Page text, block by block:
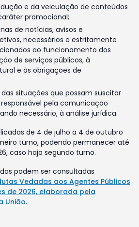
e da veiculação de conteúdos
promocional;
de notícias, avisos e
necessários e estritamente
ao funcionamento dos
de serviços públicos, à
e às obrigações de
situações que possam suscitar
pela comunicação
necessário, à análise jurídica.
de 4 de julho a 4 de outubro
turno, podendo permanecer até
caso haja segundo turno.
podem ser consultadas
Vedadas aos Agentes Públicos
de 2026, elaborada pela
União.